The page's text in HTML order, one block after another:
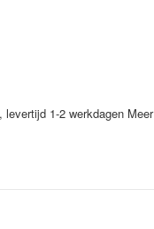
1-2 werkdagen Meer